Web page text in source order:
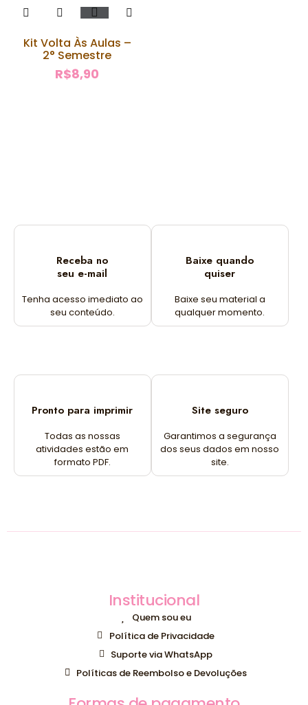
Kit Volta Às Aulas –
2° Semestre
R$8,90
Receba no
seu e-mail
Tenha acesso imediato ao
seu conteúdo.
Baixe quando
quiser
Baixe seu material a
qualquer momento.
Pronto para imprimir
Todas as nossas
atividades estão em
formato PDF.
Site seguro
Garantimos a segurança
dos seus dados em nosso
site.
Institucional
Quem sou eu
Política de Privacidade
Suporte via WhatsApp
Políticas de Reembolso e Devoluções